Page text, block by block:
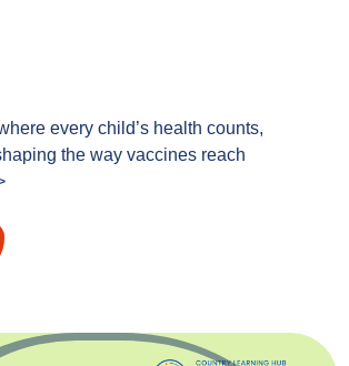
every child’s health counts,
the way vaccines reach